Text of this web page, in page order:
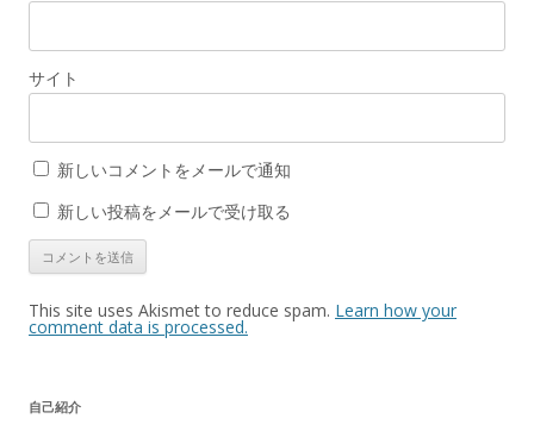
サイト
新しいコメントをメールで通知
新しい投稿をメールで受け取る
This site uses Akismet to reduce spam. Learn how your
comment data is processed.
自己紹介